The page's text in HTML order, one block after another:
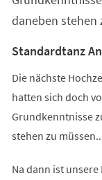
daneben stehen
Standardtanz
Die nächste
hatten sich doch
Grundkenntnisse
stehen zu
Na dann ist